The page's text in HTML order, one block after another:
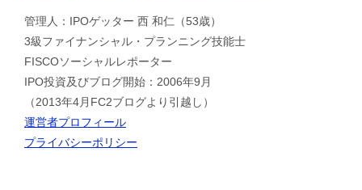
管理人：IPOゲッター 西 和仁（53歳）
3級ファイナンシャル・プランニング技能士
FISCOソーシャルレポーター
IPO投資及びブログ開始：2006年9月
（2013年4月FC2ブログより引越し）
運営者プロフィール
プライバシーポリシー